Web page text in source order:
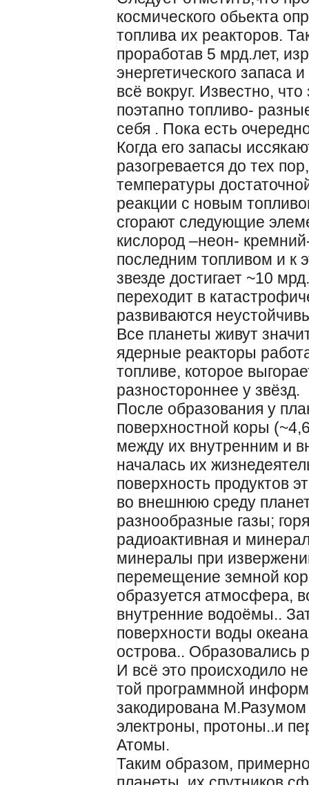
космического обьекта
топлива их реакторов.
проработав 5 мрд.лет,
энергетического запаса
всё вокруг. Известно, что
поэтапно топливо-
себя . Пока есть
Когда его запасы
разогревается до тех
температуры
реакции с новым
сгорают следующие
кислород –неон-
последним топливом и к
звезде достигает ~10
переходит в
развиваются
Все планеты живут
ядерные реакторы
топливе, которое
разностороннее у звёзд.
После образования у
поверхностной коры
между их внутренним и
началась их
поверхность продуктов
во внешнюю среду
разнообразные газы;
радиоактивная и
минералы при
перемещение земной
образуется атмосфера,
внутренние водоёмы..
поверхности воды
острова.. Образовались
И всё это происходило
той программной
закодирована
электроны, протоны..и
Атомы.
Таким образом,